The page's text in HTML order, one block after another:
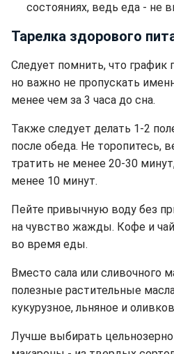
состояниях, ведь еда - не
Тарелка здорового
Следует помнить, что график
но важно не пропускать
менее чем за 3 часа до сна.
Также следует делать 1-2
после обеда. Не торопитесь,
тратить не менее 20-30
менее 10 минут.
Пейте привычную воду без
на чувство жажды. Кофе и
во время еды.
Вместо сала или сливочного
полезные растительные
кукурузное, льняное и
Лучше выбирать